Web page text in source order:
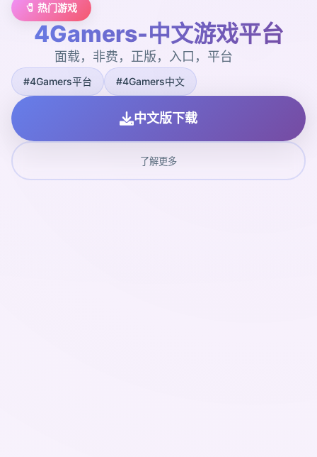
🧷 热门游戏
4Gamers-中文游戏平台
面载，非费，正版，入口，平台
#4Gamers平台 #4Gamers中文
中文版下载
了解更多